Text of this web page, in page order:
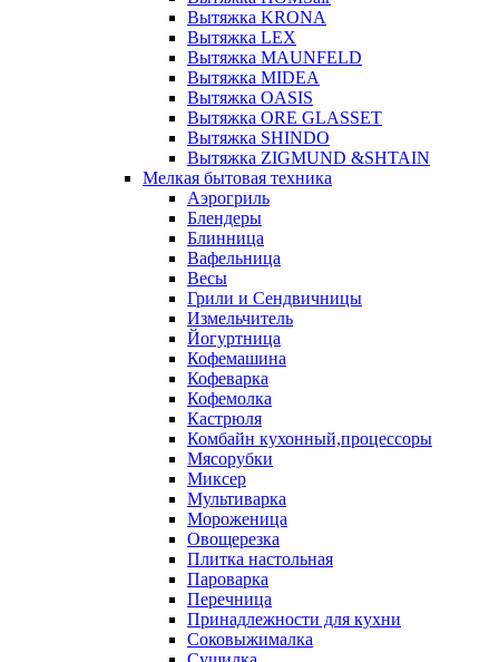
Вытяжка KRONA
Вытяжка LEX
Вытяжка MAUNFELD
Вытяжка MIDEA
Вытяжка OASIS
Вытяжка ORE GLASSET
Вытяжка SHINDO
Вытяжка ZIGMUND &SHTAIN
Мелкая бытовая техника
Аэрогриль
Блендеры
Блинница
Вафельница
Весы
Грили и Сендвичницы
Измельчитель
Йогуртница
Кофемашина
Кофеварка
Кофемолка
Кастрюля
Комбайн кухонный,процессоры
Мясорубки
Миксер
Мультиварка
Мороженица
Овощерезка
Плитка настольная
Пароварка
Перечница
Принадлежности для кухни
Соковыжималка